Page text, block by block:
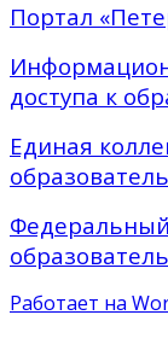
Портал
доступа к
Единая
Работает на